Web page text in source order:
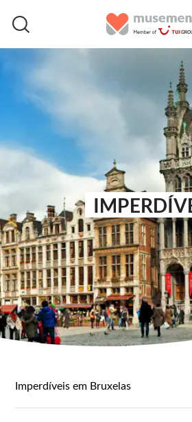
Imperdíveis em Bruxelas